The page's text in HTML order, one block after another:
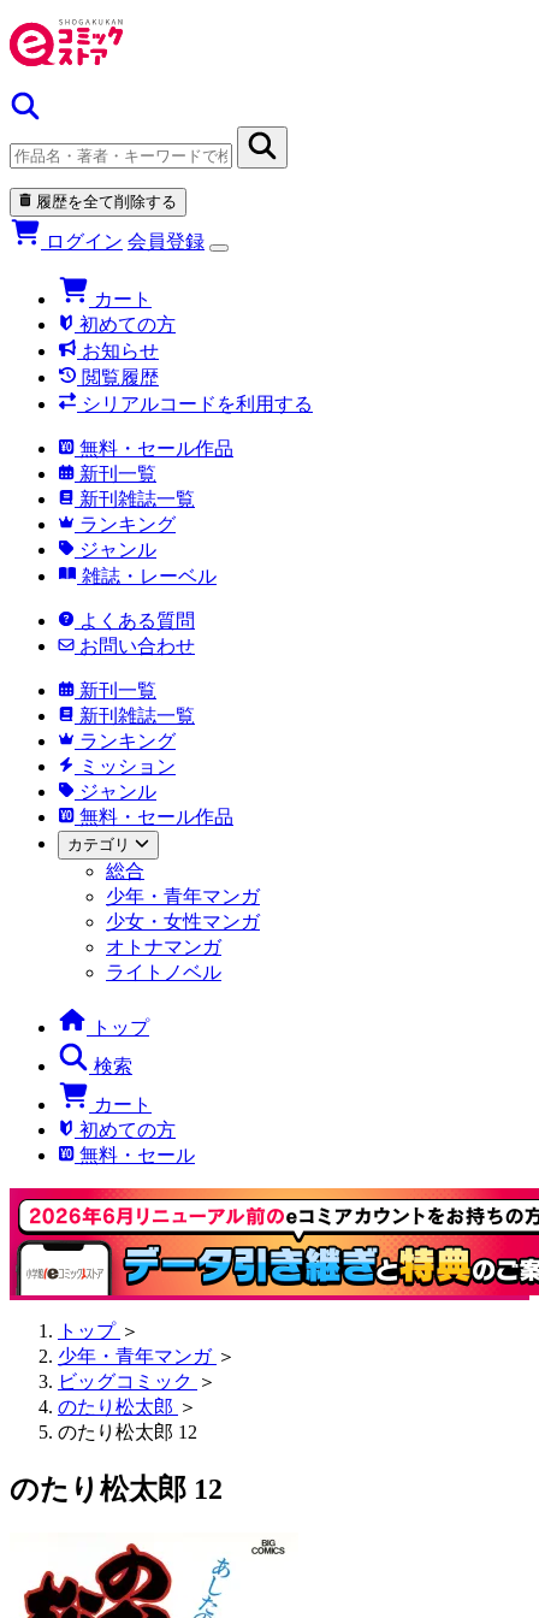
履歴を全て削除する
ログイン 会員登録
カート
初めての方
お知らせ
閲覧履歴
シリアルコードを利用する
無料・セール作品
新刊一覧
新刊雑誌一覧
ランキング
ジャンル
雑誌・レーベル
よくある質問
お問い合わせ
新刊一覧
新刊雑誌一覧
ランキング
ミッション
ジャンル
無料・セール作品
カテゴリ
総合
少年・青年マンガ
少女・女性マンガ
オトナマンガ
ライトノベル
トップ
検索
カート
初めての方
無料・セール
トップ ＞
少年・青年マンガ ＞
ビッグコミック ＞
のたり松太郎 ＞
のたり松太郎 12
のたり松太郎 12